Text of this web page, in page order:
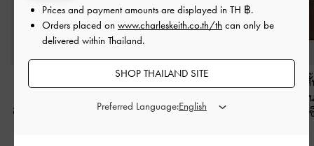
กระเป๋าสตางค์ทรง
ซิปด้านบนรุ่น Midori-สี
สีเอสเพรสโซบราวน์
กระเป๋าสตางใ
ที่ปิดแบบซิปด้า
Prices and payment amounts are displayed in TH ฿.
Orders placed on www.charleskeith.co.th/th can only be
delivered within Thailand.
SHOP THAILAND SITE
Preferred Language: